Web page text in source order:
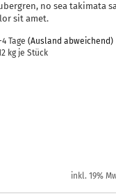
no sea ta­ki­ma­ta
sit amet.
Tage (Ausland abweichend)
kg je Stück
inkl. 19%